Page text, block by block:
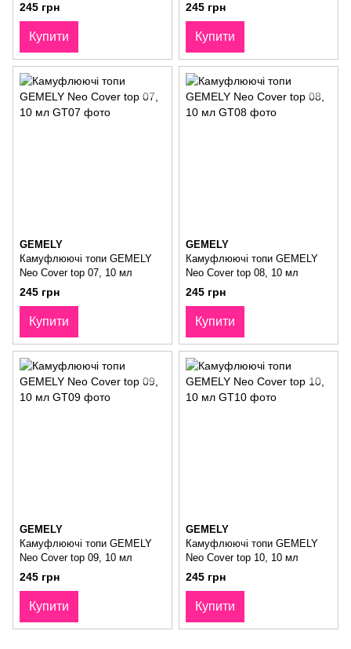
245 грн
Купити
245 грн
Купити
GEMELY
Камуфлюючі топи GEMELY
Neo Cover top 07, 10 мл
245 грн
Купити
GEMELY
Камуфлюючі топи GEMELY
Neo Cover top 08, 10 мл
245 грн
Купити
GEMELY
Камуфлюючі топи GEMELY
Neo Cover top 09, 10 мл
245 грн
Купити
GEMELY
Камуфлюючі топи GEMELY
Neo Cover top 10, 10 мл
245 грн
Купити